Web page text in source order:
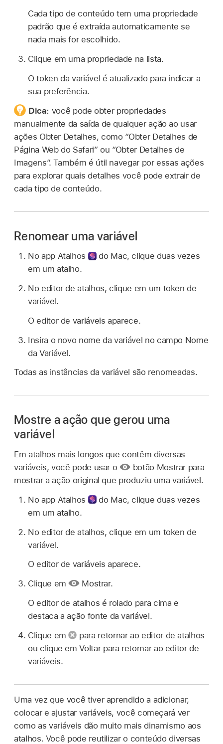
Cada tipo de conteúdo tem uma propriedade
padrão que é extraída automaticamente se
nada mais for escolhido.
Clique em uma propriedade na lista.
O token da variável é atualizado para indicar a
sua preferência.
Dica: você pode obter propriedades
manualmente da saída de qualquer ação ao usar
ações Obter Detalhes, como “Obter Detalhes de
Página Web do Safari” ou “Obter Detalhes de
Imagens”. Também é útil navegar por essas ações
para explorar quais detalhes você pode extrair de
cada tipo de conteúdo.
Renomear uma variável
No app Atalhos
do Mac, clique duas vezes
em um atalho.
No editor de atalhos, clique em um token de
variável.
O editor de variáveis aparece.
Insira o novo nome da variável no campo Nome
da Variável.
Todas as instâncias da variável são renomeadas.
Mostre a ação que gerou uma
variável
Em atalhos mais longos que contêm diversas
variáveis, você pode usar o
botão Mostrar para
mostrar a ação original que produziu uma variável.
No app Atalhos
do Mac, clique duas vezes
em um atalho.
No editor de atalhos, clique em um token de
variável.
O editor de variáveis aparece.
Clique em
Mostrar.
O editor de atalhos é rolado para cima e
destaca a ação fonte da variável.
Clique em
para retornar ao editor de atalhos
ou clique em Voltar para retornar ao editor de
variáveis.
Uma vez que você tiver aprendido a adicionar,
colocar e ajustar variáveis, você começará ver
como as variáveis dão muito mais dinamismo aos
atalhos. Você pode reutilizar o conteúdo diversas